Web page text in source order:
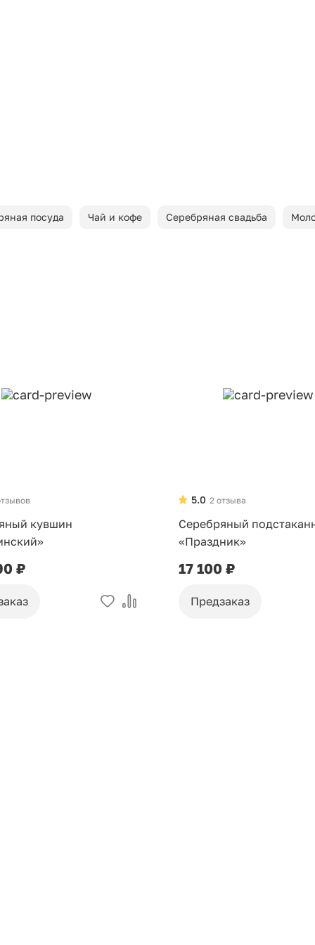
посуда Чай и кофе Серебряная свадьба
кувшин
₽
2 отзыва
5.0
Серебряный
«Праздник»
17 100 ₽
Предзаказ